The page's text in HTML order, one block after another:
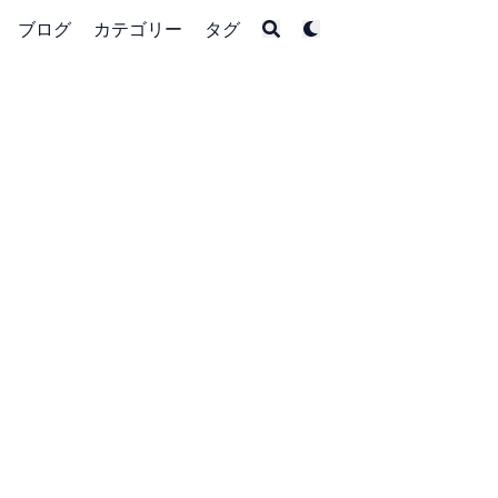
ブログ カテゴリー タグ